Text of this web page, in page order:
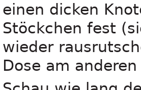
einen dicken
Stöckchen fest
wieder
Dose am